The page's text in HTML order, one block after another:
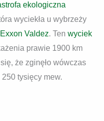
ekologiczna
wyciekła u wybrzeży
Exxon Valdez. Ten wyciek
prawie 1900 km
że zginęło wówczas
tysięcy mew.